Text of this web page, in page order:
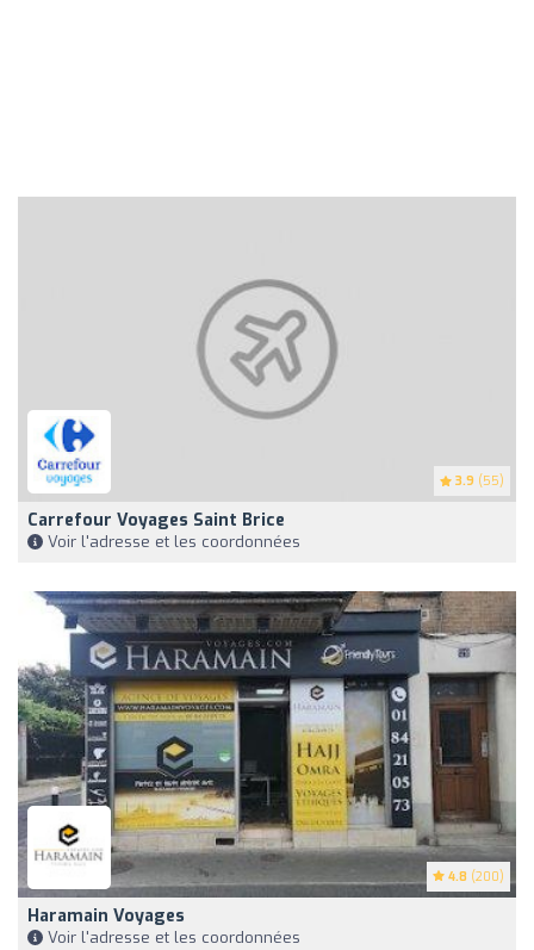
3.9 (55)
Carrefour Voyages Saint Brice
Voir l'adresse et les coordonnées
4.8 (200)
Haramain Voyages
Voir l'adresse et les coordonnées